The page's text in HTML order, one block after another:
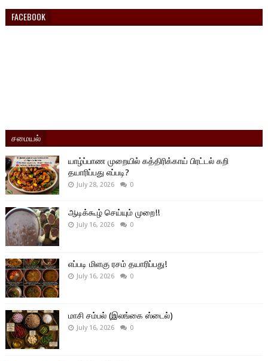
FACEBOOK
சமையல்
யாழ்ப்பாண முறையில் கத்திரிக்காய் பிரட்டல் கறி
தயாரிப்பது எப்படி?
July 28, 2026 0
ஆடிக்கூழ் செய்யும் முறை!!
July 16, 2026 0
எப்படி மிளகு ரசம் தயாரிப்பது!
July 16, 2026 0
மாசி சம்பல் (இலங்கை ஸ்டைல்)
July 16, 2026 0